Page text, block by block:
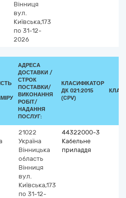
Вінниця
вул.
Київська,173
по 31-12-
2026
АДРЕСА
ДОСТАВКИ /
СТРОК
ПОСТАВКИ/
ВИКОНАННЯ
РОБІТ/
НАДАННЯ
ПОСЛУГ:
КЛАСИФІКАТОР
ДК 021:2015
(CPV)
21022
Україна
Вінницька
область
Вінниця
вул.
Київська,173
по 31-12-
44322000-3
Кабельне
приладдя